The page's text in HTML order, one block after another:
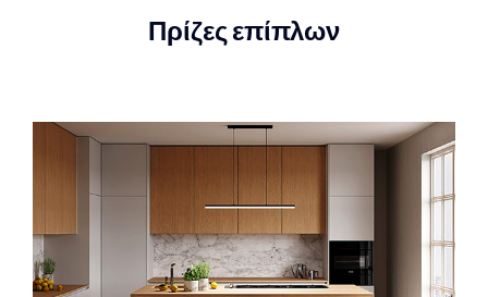
Πρίζες επίπλων